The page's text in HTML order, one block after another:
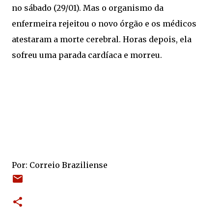
no sábado (29/01). Mas o organismo da
enfermeira rejeitou o novo órgão e os médicos
atestaram a morte cerebral. Horas depois, ela
sofreu uma parada cardíaca e morreu.
Por: Correio Braziliense